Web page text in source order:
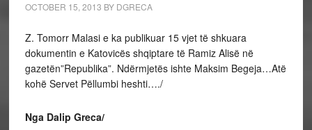
OCTOBER 15, 2013 BY DGRECA
Z. Tomorr Malasi e ka publikuar 15 vjet të shkuara
dokumentin e Katovicës shqiptare të Ramiz Alisë në
gazetën”Republika”. Ndërmjetës ishte Maksim Begeja…Atë
kohë Servet Pëllumbi heshti…./
Nga Dalip Greca/